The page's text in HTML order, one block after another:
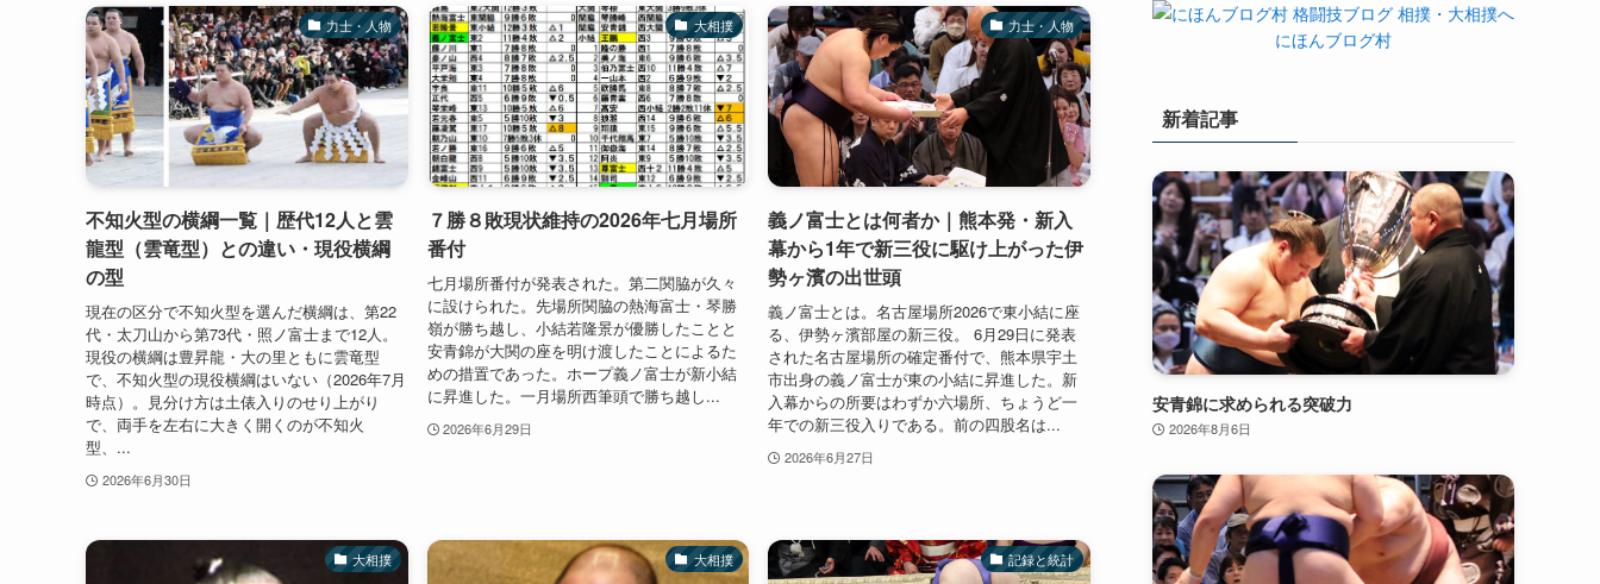
力士・人物
不知火型の横綱一覧｜歴代12人と雲
龍型（雲竜型）との違い・現役横綱
の型
現在の区分で不知火型を選んだ横綱は、第22
代・太刀山から第73代・照ノ富士まで12人。
現役の横綱は豊昇龍・大の里ともに雲竜型
で、不知火型の現役横綱はいない（2026年7月
時点）。見分け方は土俵入りのせり上がり
で、両手を左右に大きく開くのが不知火
型、...
2026年6月30日
大相撲
７勝８敗現状維持の2026年七月場所
番付
七月場所番付が発表された。第二関脇が久々
に設けられた。先場所関脇の熱海富士・琴勝
嶺が勝ち越し、小結若隆景が優勝したことと
安青錦が大関の座を明け渡したことによるた
めの措置であった。ホープ義ノ富士が新小結
に昇進した。一月場所西筆頭で勝ち越し...
2026年6月29日
力士・人物
義ノ富士とは何者か｜熊本発・新入
幕から1年で新三役に駆け上がった伊
勢ヶ濱の出世頭
義ノ富士とは。名古屋場所2026で東小結に座
る、伊勢ヶ濱部屋の新三役。 6月29日に発表
された名古屋場所の確定番付で、熊本県宇土
市出身の義ノ富士が東の小結に昇進した。新
入幕からの所要はわずか六場所、ちょうど一
年での新三役入りである。前の四股名は...
2026年6月27日
大相撲 大相撲 記録と統計
にほんブログ村
新着記事
安青錦に求められる突破力
2026年8月6日